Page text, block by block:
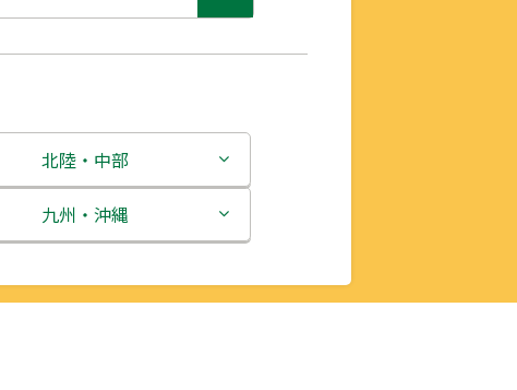
北陸・中部
新潟県
九州・沖縄